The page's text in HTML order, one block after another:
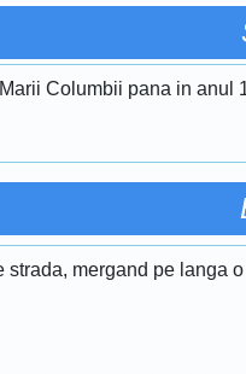
Columbii pana in anul
strada, mergand pe langa